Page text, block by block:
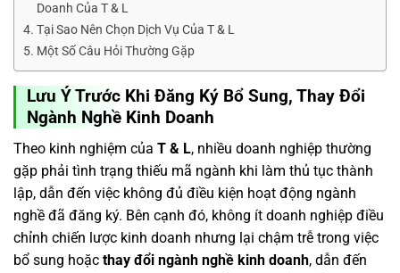
Doanh Của T & L
Tại Sao Nên Chọn Dịch Vụ Của T & L
Một Số Câu Hỏi Thường Gặp
Lưu Ý Trước Khi Đăng Ký Bổ Sung, Thay Đổi
Ngành Nghề Kinh Doanh
Theo kinh nghiệm của T & L, nhiều doanh nghiệp thường
gặp phải tình trạng thiếu mã ngành khi làm thủ tục thành
lập, dẫn đến việc không đủ điều kiện hoạt động ngành
nghề đã đăng ký. Bên cạnh đó, không ít doanh nghiệp điều
chỉnh chiến lược kinh doanh nhưng lại chậm trễ trong việc
bổ sung hoặc thay đổi ngành nghề kinh doanh, dẫn đến